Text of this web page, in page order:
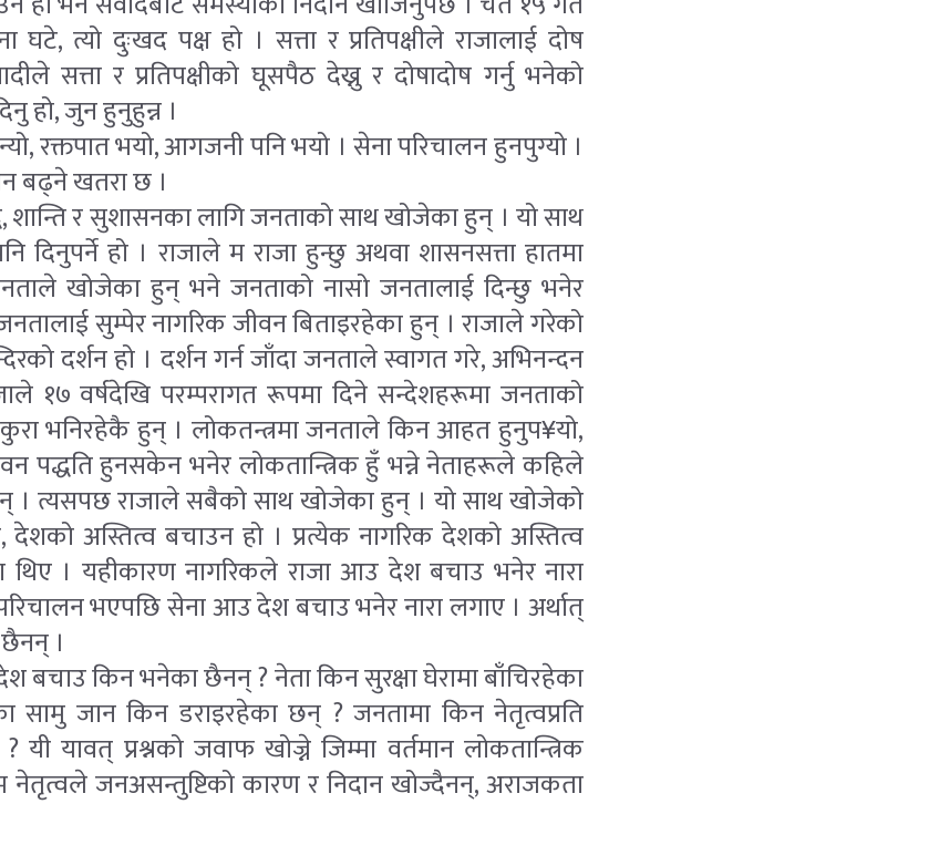
त्यो दुःखद पक्ष हो । सत्ता र प्रतिपक्षीले राजालाई दोष
सत्ता र प्रतिपक्षीको घूसपैठ देख्नु र दोषादोष गर्नु भनेको
हो, जुन हुनुहुन्न ।
रक्तपात भयो, आगजनी पनि भयो । सेना परिचालन हुनपुग्यो ।
बढ्ने खतरा छ ।
शान्ति र सुशासनका लागि जनताको साथ खोजेका हुन् । यो साथ
दिनुपर्ने हो । राजाले म राजा हुन्छु अथवा शासनसत्ता हातमा
खोजेका हुन् भने जनताको नासो जनतालाई दिन्छु भनेर
सुम्पेर नागरिक जीवन बिताइरहेका हुन् । राजाले गरेको
दर्शन हो । दर्शन गर्न जाँदा जनताले स्वागत गरे, अभिनन्दन
१७ वर्षदेखि परम्परागत रूपमा दिने सन्देशहरूमा जनताको
भनिरहेकै हुन् । लोकतन्त्रमा जनताले किन आहत हुनुप¥यो,
पद्धति हुनसकेन भनेर लोकतान्त्रिक हुँ भन्ने नेताहरूले कहिले
। त्यसपछ राजाले सबैको साथ खोजेका हुन् । यो साथ खोजेको
देशको अस्तित्व बचाउन हो । प्रत्येक नागरिक देशको अस्तित्व
। यहीकारण नागरिकले राजा आउ देश बचाउ भनेर नारा
भएपछि सेना आउ देश बचाउ भनेर नारा लगाए । अर्थात्
।
बचाउ किन भनेका छैनन् ? नेता किन सुरक्षा घेरामा बाँचिरहेका
जान किन डराइरहेका छन् ? जनतामा किन नेतृत्वप्रति
यी यावत् प्रश्नको जवाफ खोज्ने जिम्मा वर्तमान लोकतान्त्रिक
जनअसन्तुष्टिको कारण र निदान खोज्दैनन्, अराजकता